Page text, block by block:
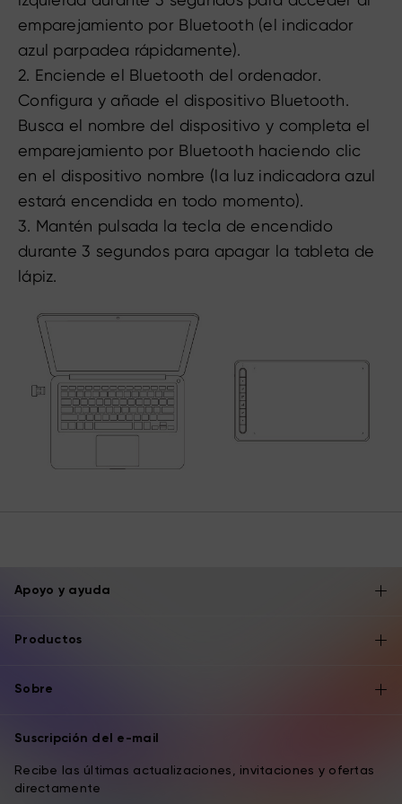
emparejamiento por Bluetooth (el indicador
azul parpadea rápidamente).
2. Enciende el Bluetooth del ordenador.
Configura y añade el dispositivo Bluetooth.
Busca el nombre del dispositivo y completa el
emparejamiento por Bluetooth haciendo clic
en el dispositivo nombre (la luz indicadora azul
estará encendida en todo momento).
3. Mantén pulsada la tecla de encendido
durante 3 segundos para apagar la tableta de
lápiz.
Apoyo y ayuda
Productos
Sobre
Suscripción del e-mail
Recibe las últimas actualizaciones, invitaciones y ofertas
directamente